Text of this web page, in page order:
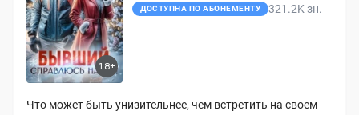
18+
ДОСТУПНА ПО АБОНЕМЕНТУ
321.2K зн.
Что может быть унизительнее, чем встретить на своем